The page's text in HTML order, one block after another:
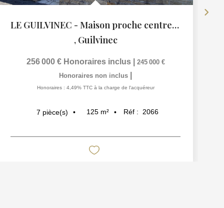
LE GUILVINEC - Maison proche centre-ville
, Guilvinec
256 000 € Honoraires inclus
245 000 €
Honoraires non inclus
Honoraires : 4,49% TTC à la charge de l'acquéreur
7 pièce(s) 125 m² Réf : 2066